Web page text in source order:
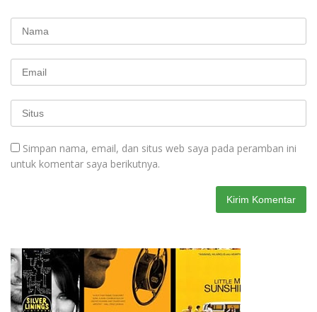
Simpan nama, email, dan situs web saya pada peramban ini
untuk komentar saya berikutnya.